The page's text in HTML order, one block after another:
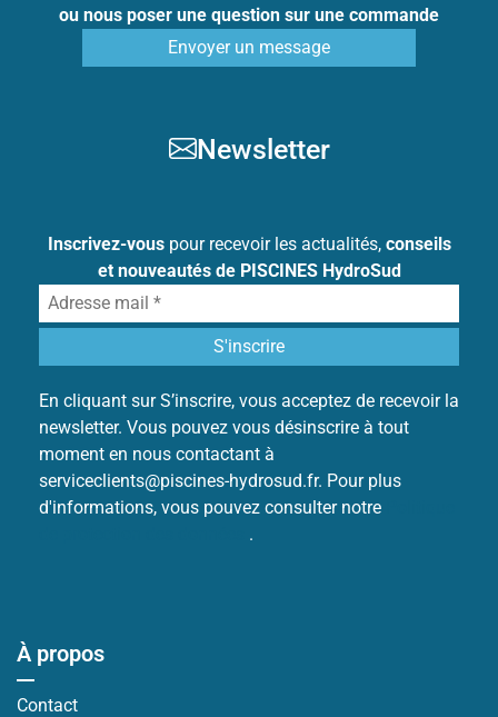
ou nous poser une question sur une commande
Envoyer un message
Newsletter
Inscrivez-vouspour recevoir les actualités, conseils
et nouveautés de PISCINES HydroSud
En cliquant sur S’inscrire, vous acceptez de recevoir la
newsletter. Vous pouvez vous désinscrire à tout
moment en nous contactant à
serviceclients@piscines-hydrosud.fr. Pour plus
d'informations, vous pouvez consulter notre
.
À propos
Contact